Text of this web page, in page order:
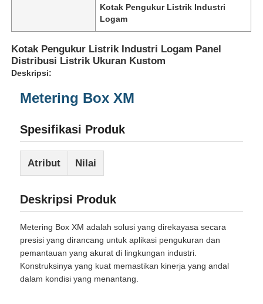
Kotak Pengukur Listrik Industri
Logam
Kotak Pengukur Listrik Industri Logam Panel
Distribusi Listrik Ukuran Kustom
Deskripsi:
Metering Box XM
Spesifikasi Produk
Atribut Nilai
Deskripsi Produk
Metering Box XM adalah solusi yang direkayasa secara
presisi yang dirancang untuk aplikasi pengukuran dan
pemantauan yang akurat di lingkungan industri.
Konstruksinya yang kuat memastikan kinerja yang andal
dalam kondisi yang menantang.